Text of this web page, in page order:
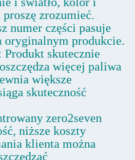
zrozumieć.
numer części pasuje
oryginalnym produkcie.
skutecznie
więcej paliwa
większe
skuteczność
zero2seven
niższe koszty
klienta można